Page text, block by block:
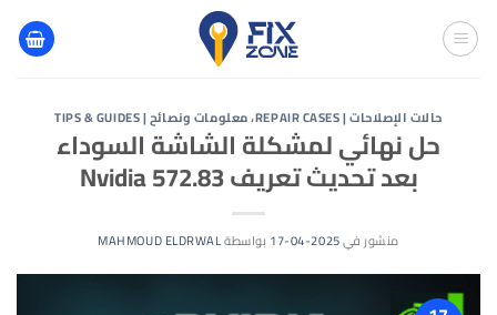
تخطي
للمحتوى
حالات الإصلاحات | REPAIR CASES ،معلومات ونصائح | TIPS & GUIDES
حل نهائي لمشكلة الشاشة السوداء
بعد تحديث تعريف Nvidia 572.83
منشور في2025-04-17 بواسطةMAHMOUD ELDRWAL